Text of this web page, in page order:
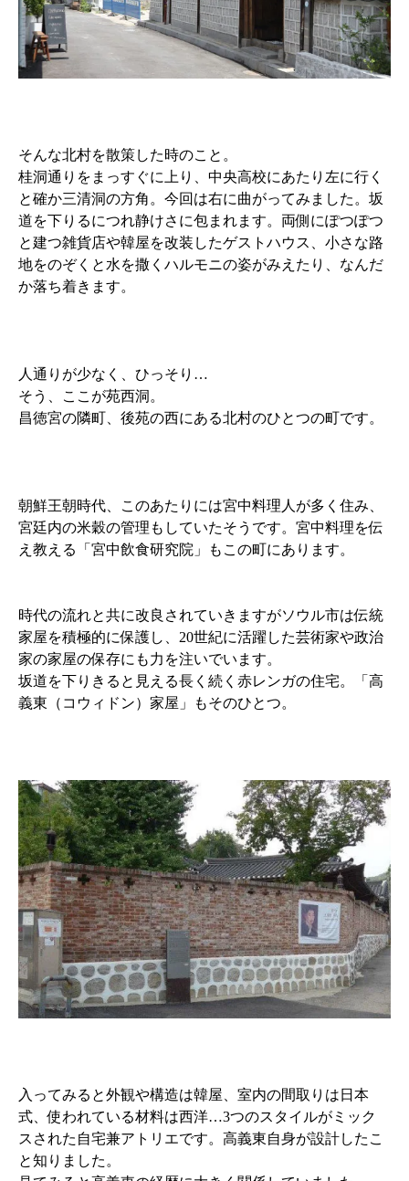
そんな北村を散策した時のこと。
桂洞通りをまっすぐに上り、中央高校にあたり左に行く
と確か三清洞の方角。今回は右に曲がってみました。坂
道を下りるにつれ静けさに包まれます。両側にぽつぽつ
と建つ雑貨店や韓屋を改装したゲストハウス、小さな路
地をのぞくと水を撒くハルモニの姿がみえたり、なんだ
か落ち着きます。
人通りが少なく、ひっそり…
そう、ここが苑西洞。
昌徳宮の隣町、後苑の西にある北村のひとつの町です。
朝鮮王朝時代、このあたりには宮中料理人が多く住み、
宮廷内の米穀の管理もしていたそうです。宮中料理を伝
え教える「宮中飲食研究院」もこの町にあります。
時代の流れと共に改良されていきますがソウル市は伝統
家屋を積極的に保護し、20世紀に活躍した芸術家や政治
家の家屋の保存にも力を注いでいます。
坂道を下りきると見える長く続く赤レンガの住宅。「高
義東（コウィドン）家屋」もそのひとつ。
入ってみると外観や構造は韓屋、室内の間取りは日本
式、使われている材料は西洋…3つのスタイルがミック
スされた自宅兼アトリエです。高義東自身が設計したこ
と知りました。